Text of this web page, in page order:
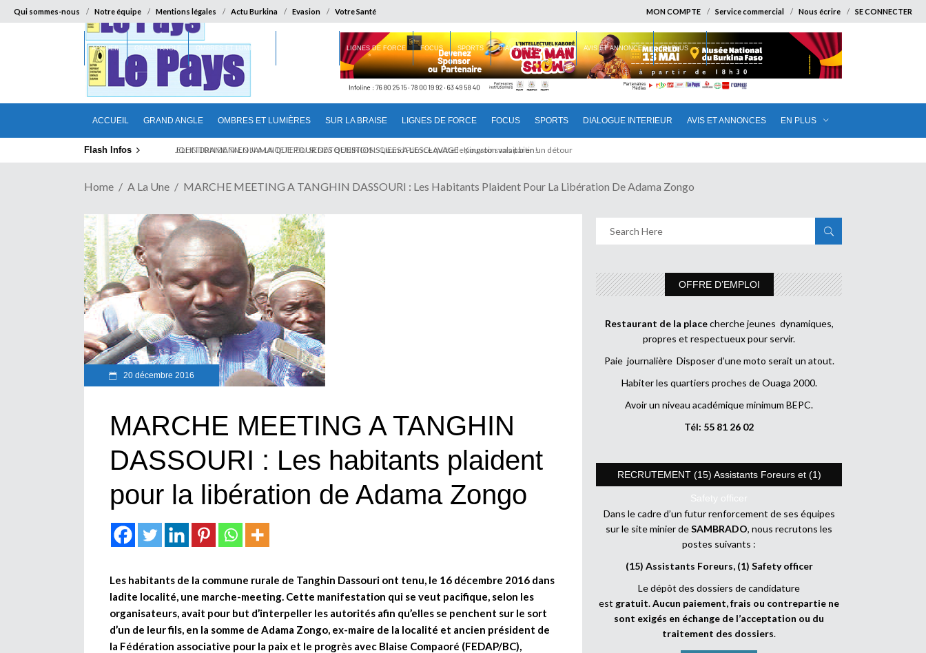
Qui sommes-nous Notre équipe Mentions légales Actu Burkina Evasion Votre Santé MON COMPTE Service commercial Nous écrire SE CONNECTER
ACCUEIL GRAND ANGLE OMBRES ET LUMIÈRES SUR LA BRAISE LIGNES DE FORCE FOCUS SPORTS DIALOGUE INTERIEUR AVIS ET ANNONCES EN PLUS
ACCUEIL GRAND ANGLE OMBRES ET LUMIÈRES LIGNES DE FORCE FOCUS SPORTS DIALOGUE INTERIEUR AVIS ET ANNONCES EN PLUS
Flash Infos ELECTION DE TALON A LA TETE DU SENAT BENINOIS : Quand Patrice quitte le pouvoir sans partir !
Home A La Une MARCHE MEETING A TANGHIN DASSOURI : Les Habitants Plaident Pour La Libération De Adama Zongo
20 décembre 2016
MARCHE MEETING A TANGHIN
DASSOURI : Les habitants plaident
pour la libération de Adama Zongo
Les habitants de la commune rurale de Tanghin Dassouri ont tenu, le 16 décembre 2016 dans
ladite localité, une marche-meeting. Cette manifestation qui se veut pacifique, selon les
organisateurs, avait pour but d’interpeller les autorités afin qu’elles se penchent sur le sort
d’un de leur fils, en la somme de Adama Zongo, ex-maire de la localité et ancien président de
la Fédération associative pour la paix et le progrès avec Blaise Compaoré (FEDAP/BC),
OFFRE D’EMPLOI
Restaurant de la placecherche jeunes dynamiques,
propres et respectueux pour servir.
Paie journalière Disposer d’une moto serait un atout.
Habiter les quartiers proches de Ouaga 2000.
Avoir un niveau académique minimum BEPC.
Tél: 55 81 26 02
RECRUTEMENT (15) Assistants Foreurs et (1)
Safety officer
Dans le cadre d’un futur renforcement de ses équipes
sur le site minier deSAMBRADO, nous recrutons les
postes suivants :
(15) Assistants Foreurs, (1) Safety officer
Le dépôt des dossiers de candidature
est gratuit.Aucun paiement, frais ou contrepartie ne
sont exigés en échange de l’acceptation ou du
traitement des dossiers.